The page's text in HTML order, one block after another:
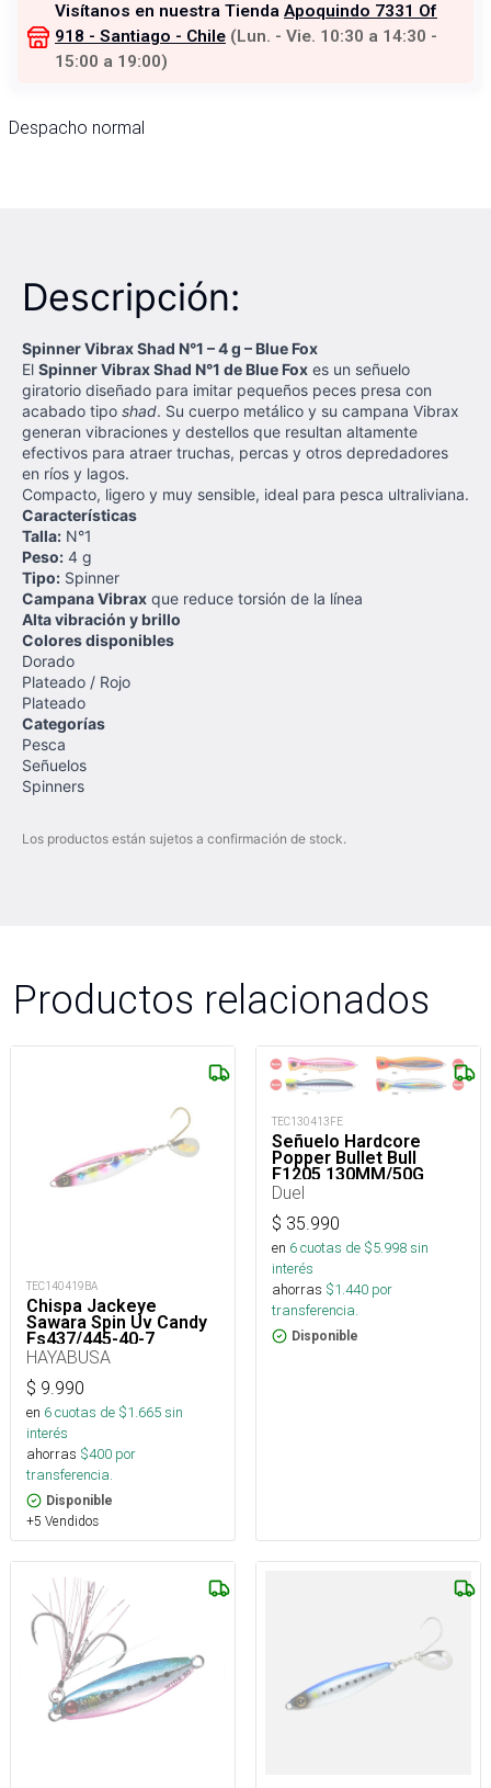
Visítanos en nuestra Tienda Apoquindo 7331 Of
918 - Santiago - Chile (Lun. - Vie. 10:30 a 14:30 -
15:00 a 19:00)
Despacho normal
Descripción:
Spinner Vibrax Shad N°1 – 4 g – Blue Fox
El Spinner Vibrax Shad N°1 de Blue Fox es un señuelo
giratorio diseñado para imitar pequeños peces presa con
acabado tipo shad. Su cuerpo metálico y su campana Vibrax
generan vibraciones y destellos que resultan altamente
efectivos para atraer truchas, percas y otros depredadores
en ríos y lagos.
Compacto, ligero y muy sensible, ideal para pesca ultraliviana.
Características
Talla: N°1
Peso: 4 g
Tipo: Spinner
Campana Vibrax que reduce torsión de la línea
Alta vibración y brillo
Colores disponibles
Dorado
Plateado / Rojo
Plateado
Categorías
Pesca
Señuelos
Spinners
Los productos están sujetos a confirmación de stock.
Productos relacionados
TEC140419BA
Chispa Jackeye
Sawara Spin Uv Candy
Fs437/445-40-7_
HAYABUSA
$ 9.990
en 6cuotas de $1.665sin
interés
ahorras $400 por
transferencia.
Disponible
+5 Vendidos
TEC130413FE
Señuelo Hardcore
Popper Bullet Bull
F1205 130MM/50G
Duel
$ 35.990
en 6cuotas de $5.998sin
interés
ahorras $1.440 por
transferencia.
Disponible